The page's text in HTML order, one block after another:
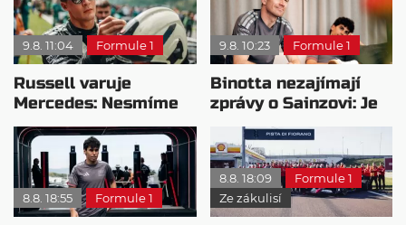
9.8. 11:04 Formule 1
Russell varuje
Mercedes: Nesmíme
usnout na vavřínech
9.8. 10:23 Formule 1
Binotta nezajímají
zprávy o Sainzovi: Je
to důkaz, že Audi
roste
8.8. 18:55 Formule 1
8.8. 18:09
Formule 1
Ze zákulisí